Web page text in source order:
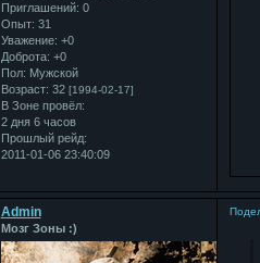
Приглашений: 0
Опыт: 31
Уважение: +0
Доброта: +0
Пол: Мужской
Возраст: 32 [1994-02-17]
В Зоне провёл:
2 дня 6 часов
Прошлый рейд:
2011-01-06 23:40:09
Admin
Мозг Зоны :)